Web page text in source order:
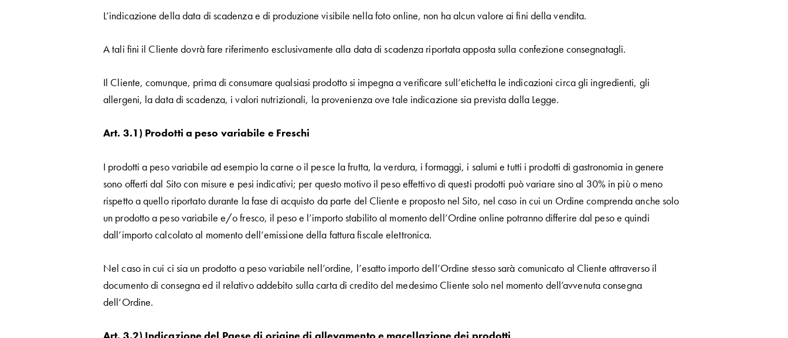
L’indicazione della data di scadenza e di produzione visibile nella foto online, non ha alcun valore ai fini della vendita.
A tali fini il Cliente dovrà fare riferimento esclusivamente alla data di scadenza riportata apposta sulla confezione consegnatagli.
Il Cliente, comunque, prima di consumare qualsiasi prodotto si impegna a verificare sull’etichetta le indicazioni circa gli ingredienti, gli
allergeni, la data di scadenza, i valori nutrizionali, la provenienza ove tale indicazione sia prevista dalla Legge.
Art. 3.1) Prodotti a peso variabile e Freschi
I prodotti a peso variabile ad esempio la carne o il pesce la frutta, la verdura, i formaggi, i salumi e tutti i prodotti di gastronomia in genere
sono offerti dal Sito con misure e pesi indicativi; per questo motivo il peso effettivo di questi prodotti può variare sino al 30% in più o meno
rispetto a quello riportato durante la fase di acquisto da parte del Cliente e proposto nel Sito, nel caso in cui un Ordine comprenda anche solo
un prodotto a peso variabile e/o fresco, il peso e l’importo stabilito al momento dell’Ordine online potranno differire dal peso e quindi
dall’importo calcolato al momento dell’emissione della fattura fiscale elettronica.
Nel caso in cui ci sia un prodotto a peso variabile nell’ordine, l’esatto importo dell’Ordine stesso sarà comunicato al Cliente attraverso il
documento di consegna ed il relativo addebito sulla carta di credito del medesimo Cliente solo nel momento dell’avvenuta consegna
dell’Ordine.